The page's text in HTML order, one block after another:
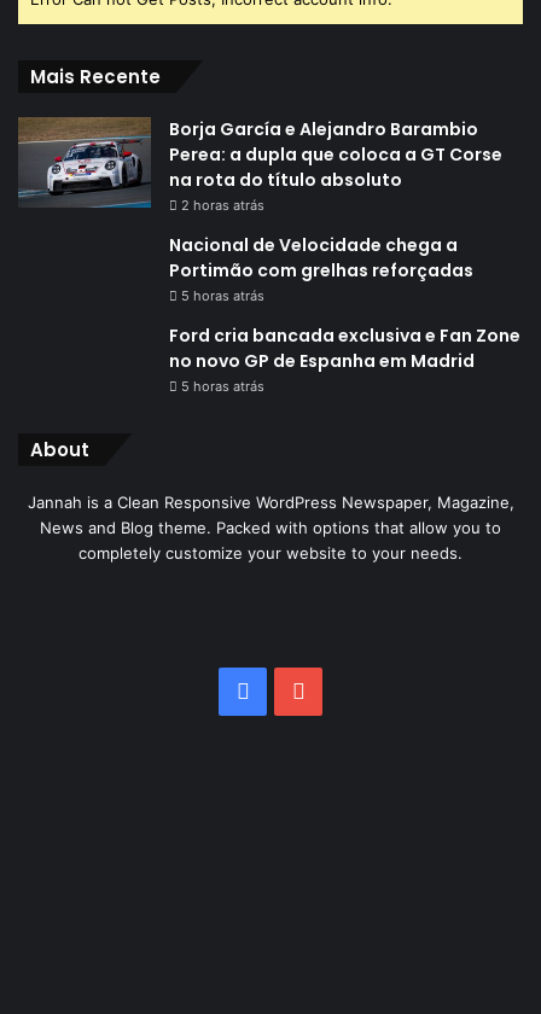
Mais Recente
Borja García e Alejandro Barambio
Perea: a dupla que coloca a GT Corse
na rota do título absoluto
2 horas atrás
Nacional de Velocidade chega a
Portimão com grelhas reforçadas
5 horas atrás
Ford cria bancada exclusiva e Fan Zone
no novo GP de Espanha em Madrid
5 horas atrás
About
Jannah is a Clean Responsive WordPress Newspaper, Magazine,
News and Blog theme. Packed with options that allow you to
completely customize your website to your needs.
Facebook